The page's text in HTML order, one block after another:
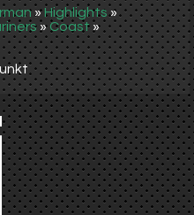
»Highlights»
»Coast »